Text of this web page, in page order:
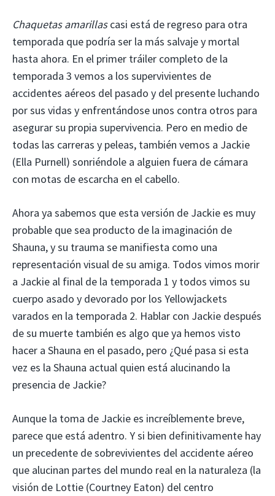
Chaquetas amarillascasi está de regreso para otra
temporada que podría ser la más salvaje y mortal
hasta ahora. En el primer tráiler completo de la
temporada 3 vemos a los supervivientes de
accidentes aéreos del pasado y del presente luchando
por sus vidas y enfrentándose unos contra otros para
asegurar su propia supervivencia. Pero en medio de
todas las carreras y peleas, también vemos a Jackie
(Ella Purnell) sonriéndole a alguien fuera de cámara
con motas de escarcha en el cabello.
Ahora ya sabemos que esta versión de Jackie es muy
probable que sea producto de la imaginación de
Shauna, y su trauma se manifiesta como una
representación visual de su amiga. Todos vimos morir
a Jackie al final de la temporada 1 y todos vimos su
cuerpo asado y devorado por los Yellowjackets
varados en la temporada 2. Hablar con Jackie después
de su muerte también es algo que ya hemos visto
hacer a Shauna en el pasado, pero ¿Qué pasa si esta
vez es la Shauna actual quien está alucinando la
presencia de Jackie?
Aunque la toma de Jackie es increíblemente breve,
parece que está adentro. Y si bien definitivamente hay
un precedente de sobrevivientes del accidente aéreo
que alucinan partes del mundo real en la naturaleza (la
visión de Lottie (Courtney Eaton) del centro